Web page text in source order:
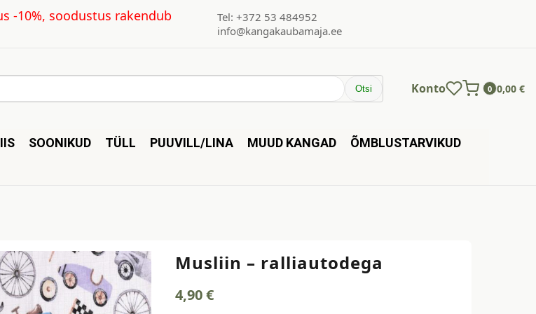
-10%, soodustus rakendub
Tel: +372 53 484952
info@kangakaubamaja.ee
Otsi Konto 0 0,00 €
SOONIKUD TÜLL PUUVILL/LINA MUUD KANGAD
ÕMBLUSTARVIKUD
Musliin – ralliautodega
4,90€